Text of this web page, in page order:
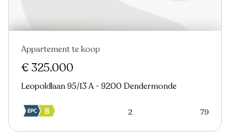
Appartement te koop
€ 325.000
Leopoldlaan 95/13 A - 9200 Dendermonde
2 79